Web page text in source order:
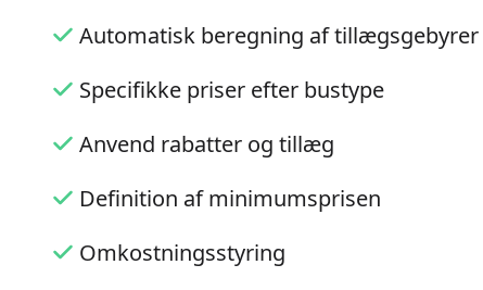
Automatisk beregning af tillægsgebyrer
Specifikke priser efter bustype
Anvend rabatter og tillæg
Definition af minimumsprisen
Omkostningsstyring